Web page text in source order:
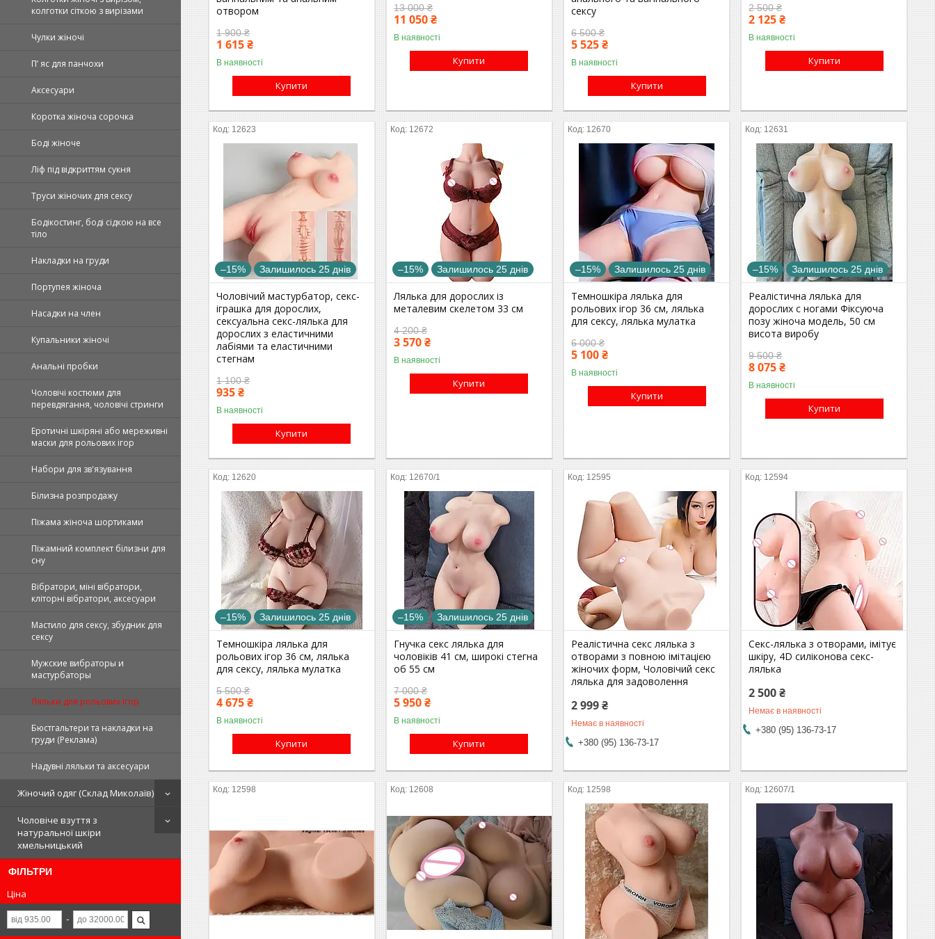
колготки сіткою з вирізами
Чулки жіночі
П’ яс для панчохи
Аксесуари
Коротка жіноча сорочка
Боді жіноче
Ліф під відкриттям сукня
Труси жіночих для сексу
Бодікостинг, боді сідкою на все
тіло
Накладки на груди
Портупея жіноча
Насадки на член
Купальники жіночі
Анальні пробки
Чоловічі костюми для
перевдягання, чоловічі стринги
Еротичні шкіряні або мереживні
маски для рольових ігор
Набори для зв'язування
Білизна розпродажу
Піжама жіноча шортиками
Піжамний комплект білизни для
сну
Вібратори, міні вібратори,
кліторні вібратори, аксесуари
Мастило для сексу, збудник для
сексу
Мужские вибраторы и
мастурбаторы
Ляльки для рольових ігор
Бюстгальтери та накладки на
груди (Реклама)
Надувні ляльки та аксесуари
Жіночий одяг (Склад Миколаїв)
Чоловіче взуття з
натуральної шкіри
хмельницький
ФІЛЬТРИ
Ціна
отвором
1 900 ₴
1 615 ₴
В наявності
Купити
13 000 ₴
11 050 ₴
В наявності
Купити
сексу
6 500 ₴
5 525 ₴
В наявності
Купити
2 500 ₴
2 125 ₴
В наявності
Купити
12623
–15% Залишилось 25 днів
Чоловічий мастурбатор, секс-
іграшка для дорослих,
сексуальна секс-лялька для
дорослих з еластичними
лабіями та еластичними
стегнам
1 100 ₴
935 ₴
В наявності
Купити
12672
–15% Залишилось 25 днів
Лялька для дорослих із
металевим скелетом 33 см
4 200 ₴
3 570 ₴
В наявності
Купити
12670
–15% Залишилось 25 днів
Темношкіра лялька для
рольових ігор 36 см, лялька
для сексу, лялька мулатка
6 000 ₴
5 100 ₴
В наявності
Купити
12631
–15% Залишилось 25 днів
Реалістична лялька для
дорослих с ногами Фіксуюча
позу жіноча модель, 50 см
висота виробу
9 500 ₴
8 075 ₴
В наявності
Купити
12620
–15% Залишилось 25 днів
Темношкіра лялька для
рольових ігор 36 см, лялька
для сексу, лялька мулатка
5 500 ₴
4 675 ₴
В наявності
Купити
12670/1
–15% Залишилось 25 днів
Гнучка секс лялька для
чоловіків 41 см, широкі стегна
об 55 см
7 000 ₴
5 950 ₴
В наявності
Купити
12595
Реалістична секс лялька з
отворами з повною імітацією
жіночих форм, Чоловічий секс
лялька для задоволення
2 999 ₴
Немає в наявності
+380 (95) 136-73-17
12594
Секс-лялька з отворами, імітує
шкіру, 4D силіконова секс-
лялька
2 500 ₴
Немає в наявності
+380 (95) 136-73-17
12598 12608 12598 12607/1